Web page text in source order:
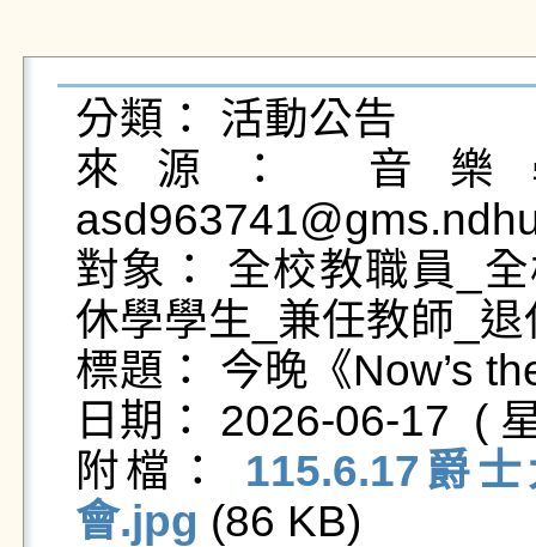
分類： 活動公告
來源： 音
對象： 全校教職員_
休學學生_兼任教師_
標題： 今晚《Now’s
日期： 2026-06-17  (
附檔： 115.6.17爵
會.jpg (86 KB)